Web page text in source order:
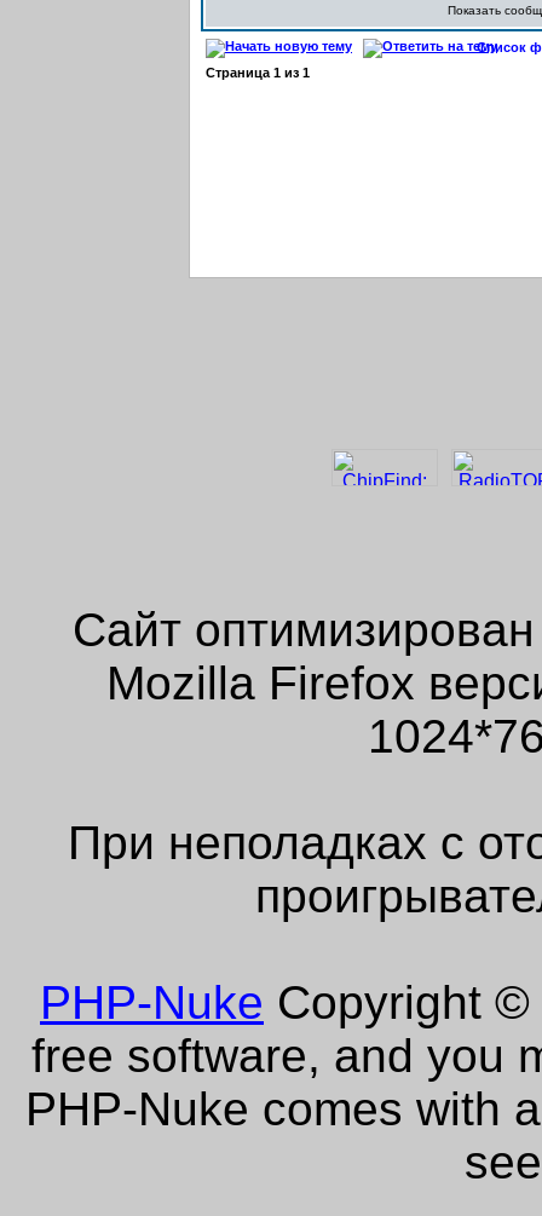
Показать
Список
Страница 1 из 1
Сайт
Mozilla Firefox
При неполадках с
PHP-Nuke Copyright ©
free software, and you
PHP-Nuke comes with